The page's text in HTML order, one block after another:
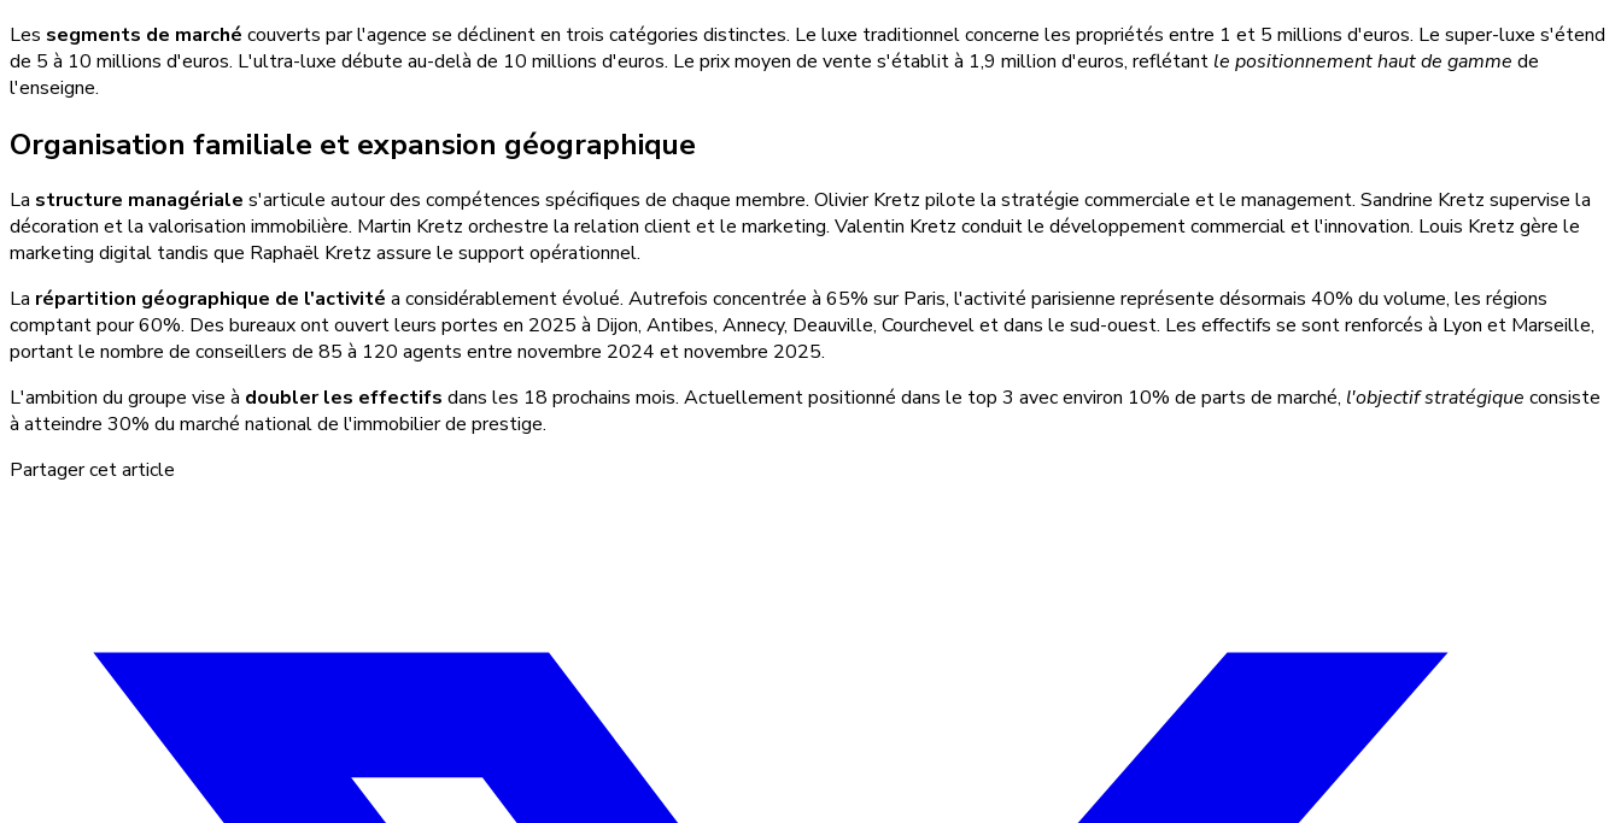
Les segments de marché couverts par l'agence se déclinent en trois catégories distinctes. Le luxe traditionnel concerne les propriétés entre 1 et 5 millions d'euros. Le super-luxe s'étend
de 5 à 10 millions d'euros. L'ultra-luxe débute au-delà de 10 millions d'euros. Le prix moyen de vente s'établit à 1,9 million d'euros, reflétant le positionnement haut de gamme de
l'enseigne.
Organisation familiale et expansion géographique
La structure managériale s'articule autour des compétences spécifiques de chaque membre. Olivier Kretz pilote la stratégie commerciale et le management. Sandrine Kretz supervise la
décoration et la valorisation immobilière. Martin Kretz orchestre la relation client et le marketing. Valentin Kretz conduit le développement commercial et l'innovation. Louis Kretz gère le
marketing digital tandis que Raphaël Kretz assure le support opérationnel.
La répartition géographique de l'activité a considérablement évolué. Autrefois concentrée à 65% sur Paris, l'activité parisienne représente désormais 40% du volume, les régions
comptant pour 60%. Des bureaux ont ouvert leurs portes en 2025 à Dijon, Antibes, Annecy, Deauville, Courchevel et dans le sud-ouest. Les effectifs se sont renforcés à Lyon et Marseille,
portant le nombre de conseillers de 85 à 120 agents entre novembre 2024 et novembre 2025.
L'ambition du groupe vise à doubler les effectifs dans les 18 prochains mois. Actuellement positionné dans le top 3 avec environ 10% de parts de marché, l'objectif stratégique consiste
à atteindre 30% du marché national de l'immobilier de prestige.
Partager cet article